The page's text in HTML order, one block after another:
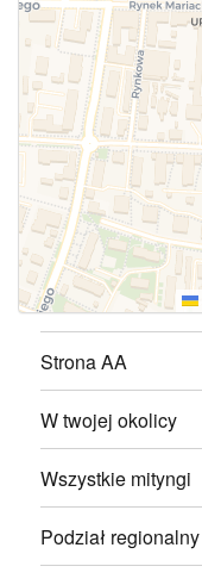
Strona AA
W twojej okolicy
Wszystkie mityngi
Podział regionalny